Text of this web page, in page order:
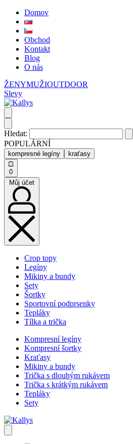
Domov
Obchod
Kontakt
Blog
O nás
ŽENYMUŽIOUTDOOR
Slevy
Hledat:
POPULÁRNÍ
kompresné legíny kraťasy
0
Můj účet
Crop topy
Legíny
Mikiny a bundy
Sety
Šortky
Sportovní podprsenky
Tepláky
Tílka a trička
Kompresní legíny
Kompresní šortky
Kraťasy
Mikiny a bundy
Trička s dlouhým rukávem
Trička s krátkým rukávem
Tepláky
Sety